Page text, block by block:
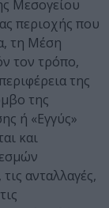
Μεσογείου
περιοχής που
τη Μέση
τον τρόπο,
της
της
ή «Εγγύς»
και
ανταλλαγές,